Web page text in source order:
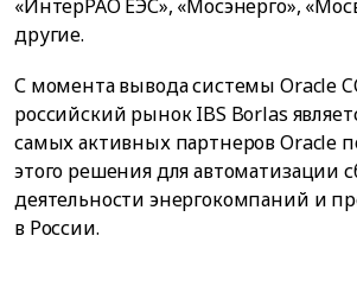
«ИнтерРАО ЕЭС», «Мосэнерго»,
другие.
С момента вывода системы Oracle
российский рынок IBS Borlas
самых активных партнеров Oracle
этого решения для автоматизации
деятельности энергокомпаний и
в России.